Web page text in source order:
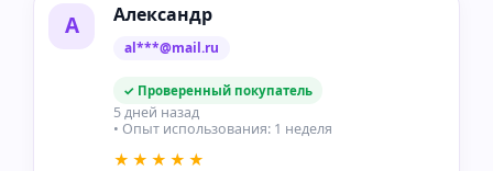
А Александр
al***@mail.ru
✓ Проверенный покупатель
5 дней назад
• Опыт использования: 1 неделя
★★★★★